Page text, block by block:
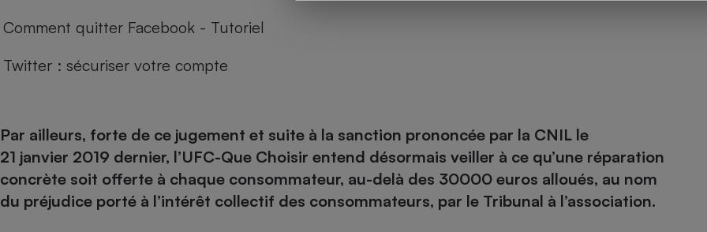
Comment quitter Facebook - Tutoriel
Twitter : sécuriser votre compte
Par ailleurs, forte de ce jugement et suite à la sanction prononcée par la CNIL le
21 janvier 2019 dernier, l’UFC-Que Choisir entend désormais veiller à ce qu’une réparation
concrète soit offerte à chaque consommateur, au-delà des 30000 euros alloués, au nom
du préjudice porté à l’intérêt collectif des consommateurs, par le Tribunal à l’association.